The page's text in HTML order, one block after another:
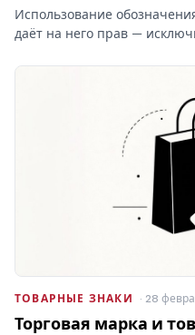
Использование
даёт на него прав —
Разбираем этапы
ТОВАРНЫЕ ЗНАКИ · 28
Торговая марка и